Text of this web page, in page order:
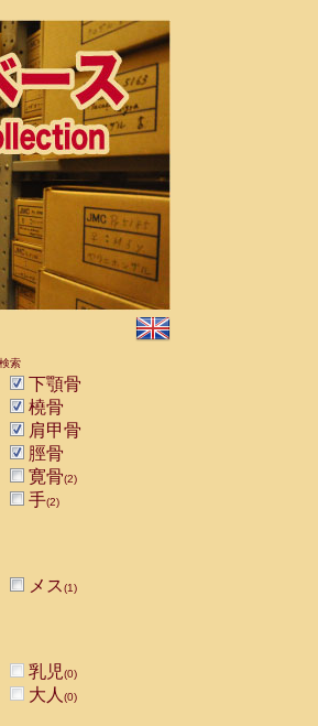
索
下顎骨
橈骨
肩甲骨
脛骨
寛骨(2)
手(2)
メス(1)
乳児(0)
大人 (0)